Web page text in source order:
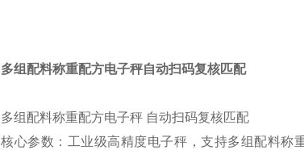
多组配料称重配方电子秤自动扫码复核匹配
多组配料称重配方电子秤 自动扫码复核匹配
核心参数：工业级高精度电子秤，支持多组配料称